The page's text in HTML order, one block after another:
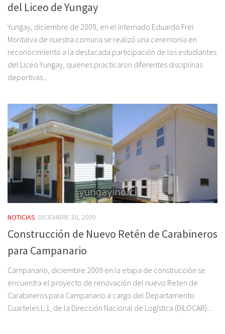
del Liceo de Yungay
Yungay, diciembre de 2009, en el Internado Eduardo Frei
Montalva de nuestra comuna se realizó una ceremonia en
reconocimiento a la destacada participación de los estudiantes
del Liceo Yungay, quienes practicaron diferentes disciplinas
deportivas...
NOTICIAS DICIEMBRE 30, 2009
Construcción de Nuevo Retén de Carabineros
para Campanario
Campanario, diciembre 2009 en la etapa de construcción se
encuentra el proyecto de renovación del nuevo Reten de
Carabineros para Campanario a cargo del Departamento
Cuarteles L.1, de la Dirección Nacional de Logística (DILOCAR)....